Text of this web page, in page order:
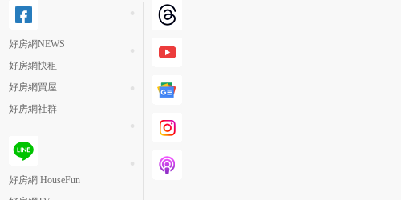
好房網NEWS
好房網快租
好房網買屋
好房網社群
好房網 HouseFun